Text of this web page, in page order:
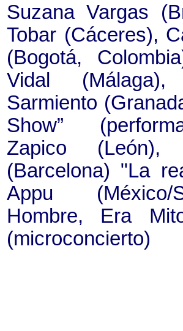
Suzana Vargas
Tobar (Cáceres),
(Bogotá,
Vidal
Sarmiento
Show”
Zapico (León),
(Barcelona) "La
Appu
Hombre, Era
(microconcierto)